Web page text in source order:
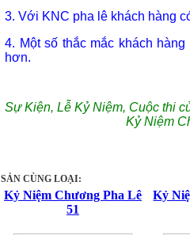
3. Với KNC pha lê khách hàng
4. Một số thắc mắc khách
hơn.
Sự Kiện, Lễ Kỷ Niệm, Cuộc thi
Kỷ Niệm
SẢN CÙNG LOẠI:
Kỷ Niệm Chương Pha Lê
51
Kỷ